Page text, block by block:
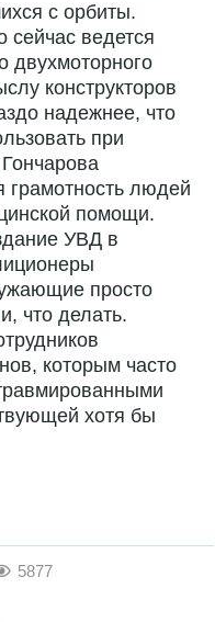
с орбиты.
сейчас ведется
двухмоторного
конструкторов
надежнее, что
при
грамотность людей
помощи.
УВД в
просто
что делать.
которым часто
хотя бы
5877